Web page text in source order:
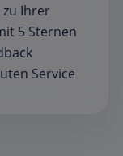
zu Ihrer
5 Sternen
Service